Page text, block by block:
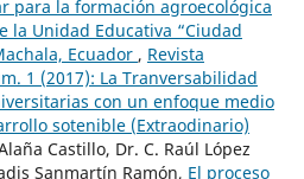
para la formación agroecológica
la Unidad Educativa “Ciudad
Ecuador , Revista
1 (2017): La Tranversabilidad
con un enfoque medio
sotenible (Extraodinario)
Castillo, Dr. C. Raúl López
Sanmartín Ramón, El proceso